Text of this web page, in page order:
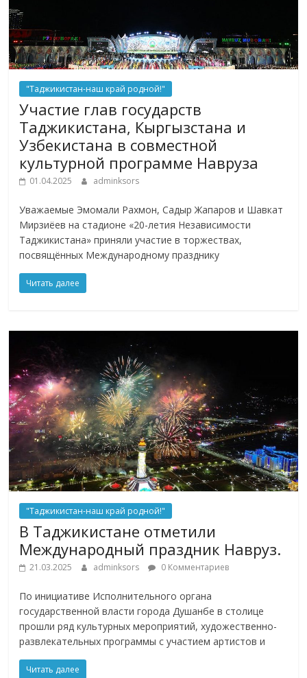
"Таджикистан-наш край родной!"
Участие глав государств
Таджикистана, Кыргызстана и
Узбекистана в совместной
культурной программе Навруза
01.04.2025 adminksors
Уважаемые Эмомали Рахмон, Садыр Жапаров и Шавкат
Мирзиёев на стадионе «20-летия Независимости
Таджикистана» приняли участие в торжествах,
посвящённых Международному празднику
Читать далее
"Таджикистан-наш край родной!"
В Таджикистане отметили
Международный праздник Навруз.
21.03.2025 adminksors 0 Комментариев
По инициативе Исполнительного органа
государственной власти города Душанбе в столице
прошли ряд культурных мероприятий, художественно-
развлекательных программы с участием артистов и
Читать далее